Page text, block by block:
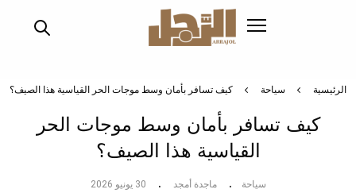
الرئيسية سياحة كيف تسافر بأمان وسط موجات الحر القياسية هذا الصيف؟
كيف تسافر بأمان وسط موجات الحر
القياسية هذا الصيف؟
سياحة ماجدة أمجد 30 يونيو 2026